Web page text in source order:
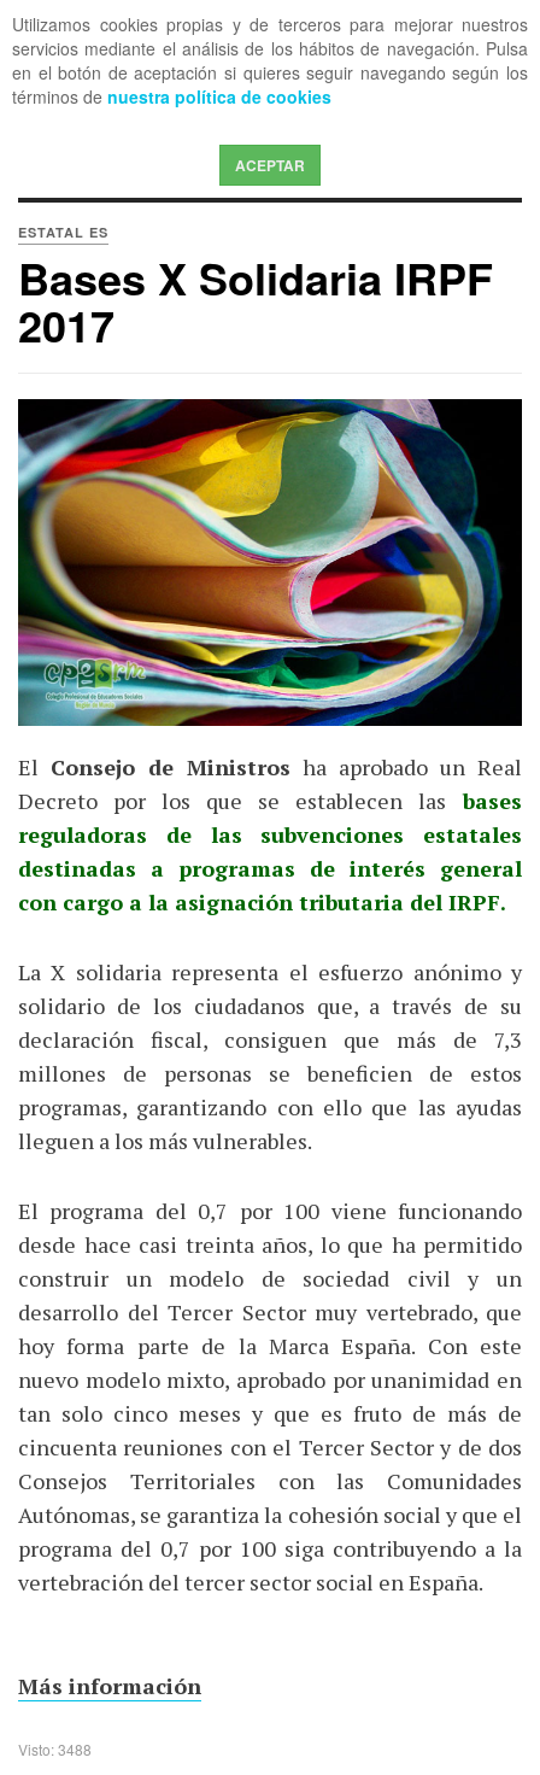
Utilizamos cookies propias y de terceros para mejorar nuestros
servicios mediante el análisis de los hábitos de navegación. Pulsa
en el botón de aceptación si quieres seguir navegando según los
términos de nuestra política de cookies
ACEPTAR
OFF CANVAS
ESTATAL ES
Bases X Solidaria IRPF
2017
El Consejo de Ministrosha aprobado un Real
Decreto por los que se establecen las bases
reguladoras de las subvenciones estatales
destinadas a programas de interés general
con cargo a la asignación tributaria del IRPF.
La X solidaria representa el esfuerzo anónimo y
solidario de los ciudadanos que, a través de su
declaración fiscal, consiguen que más de 7,3
millones de personas se beneficien de estos
programas, garantizando con ello que las ayudas
lleguen a los más vulnerables.
El programa del 0,7 por 100 viene funcionando
desde hace casi treinta años, lo que ha permitido
construir un modelo de sociedad civil y un
desarrollo del Tercer Sector muy vertebrado, que
hoy forma parte de la Marca España. Con este
nuevo modelo mixto, aprobado por unanimidad en
tan solo cinco meses y que es fruto de más de
cincuenta reuniones con el Tercer Sector y de dos
Consejos Territoriales con las Comunidades
Autónomas, se garantiza la cohesión social y que el
programa del 0,7 por 100 siga contribuyendo a la
vertebración del tercer sector social en España.
Más información
Visto: 3488